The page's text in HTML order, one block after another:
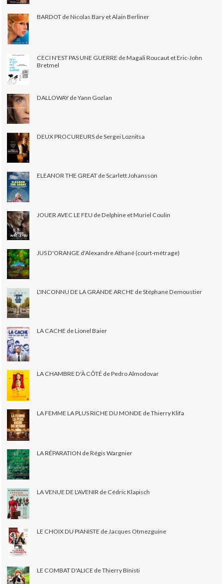
BARDOT de Nicolas Bary et Alain Berliner
CECI N'EST PAS UNE GUERRE de Magali Roucaut et Eric-John
Bretmel
DALLOWAY de Yann Gozlan
DEUX PROCUREURS de Sergei Loznitsa
ELEANOR THE GREAT de Scarlett Johansson
JOUER AVEC LE FEU de Delphine et Muriel Coulin
JUS D'ORANGE d'Alexandre Athané (court-métrage)
L'INCONNU DE LA GRANDE ARCHE de Stéphane Demoustier
LA CACHE de Lionel Baier
LA CHAMBRE D'À CÔTÉ de Pedro Almodovar
LA FEMME LA PLUS RICHE DU MONDE de Thierry Klifa
LA RÉPARATION de Régis Wargnier
LA VENUE DE L'AVENIR de Cédric Klapisch
LE CHOIX DU PIANISTE de Jacques Otmezguine
LE COMBAT D'ALICE de Thierry Binisti